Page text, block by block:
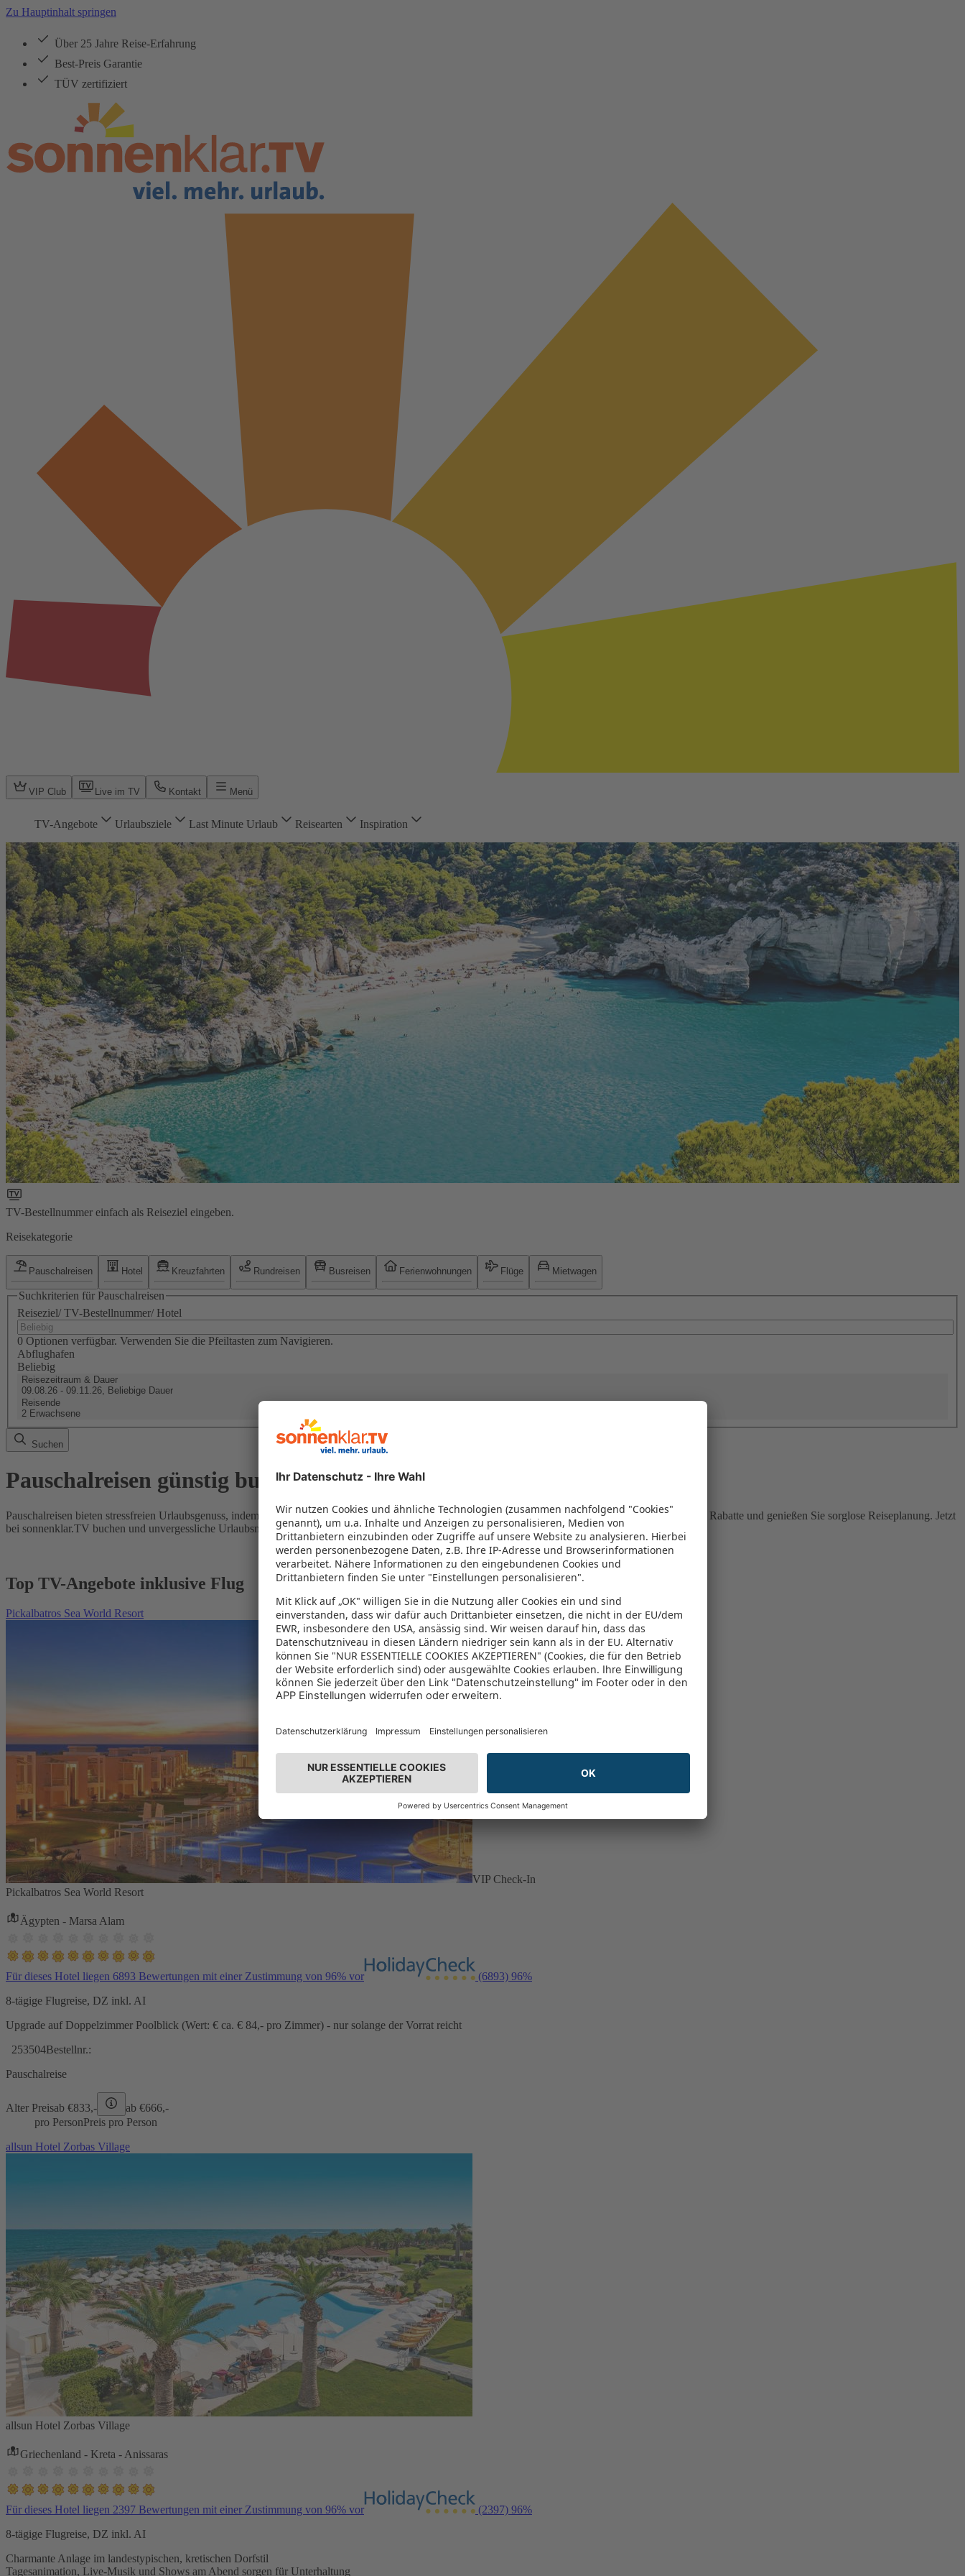
Zu Hauptinhalt springen
Über 25 Jahre Reise-Erfahrung
Best-Preis Garantie
TÜV zertifiziert
VIP Club Live im TV Kontakt Menü
TV-Angebote Urlaubsziele Last Minute Urlaub Reisearten Inspiration
TV-Bestellnummer einfach als Reiseziel eingeben.
Reisekategorie
Pauschalreisen Hotel Kreuzfahrten Rundreisen Busreisen Ferienwohnungen Flüge Mietwagen
Suchkriterien für Pauschalreisen
Reiseziel/ TV-Bestellnummer/ Hotel
0 Optionen verfügbar. Verwenden Sie die Pfeiltasten zum Navigieren.
Abflughafen
Beliebig
Reisezeitraum & Dauer
09.08.26 - 09.11.26, Beliebige Dauer
Reisende
2 Erwachsene
Suchen
Pauschalreisen günstig buchen
Pauschalreisen bieten stressfreien Urlaubsgenuss, indem Flug und Hotel in einem Paket kombiniert werden – das spart Zeit und Geld. Nutzen Sie attraktive Rabatte und genießen Sie sorglose Reiseplanung. Jetzt
bei sonnenklar.TV buchen und unvergessliche Urlaubsmomente erleben!
Top TV-Angebote inklusive Flug
Pickalbatros Sea World Resort
VIP Check-In
Pickalbatros Sea World Resort
Ägypten - Marsa Alam
Für dieses Hotel liegen 6893 Bewertungen mit einer Zustimmung von 96% vor (6893) 96%
8-tägige Flugreise, DZ inkl. AI
Upgrade auf Doppelzimmer Poolblick (Wert: € ca. € 84,- pro Zimmer) - nur solange der Vorrat reicht
253504Bestellnr.:
Pauschalreise
Alter Preisab €833,- ab €666,-
pro PersonPreis pro Person
allsun Hotel Zorbas Village
allsun Hotel Zorbas Village
Griechenland - Kreta - Anissaras
Für dieses Hotel liegen 2397 Bewertungen mit einer Zustimmung von 96% vor (2397) 96%
8-tägige Flugreise, DZ inkl. AI
Charmante Anlage im landestypischen, kretischen Dorfstil
Tagesanimation, Live-Musik und Shows am Abend sorgen für Unterhaltung